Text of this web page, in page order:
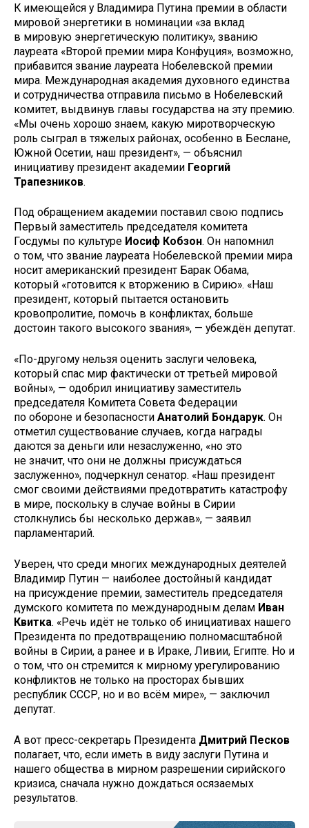
К имеющейся у Владимира Путина премии в области
мировой энергетики в номинации «за вклад
в мировую энергетическую политику», званию
лауреата «Второй премии мира Конфуция», возможно,
прибавится звание лауреата Нобелевской премии
мира. Международная академия духовного единства
и сотрудничества отправила письмо в Нобелевский
комитет, выдвинув главы государства на эту премию.
«Мы очень хорошо знаем, какую миротворческую
роль сыграл в тяжелых районах, особенно в Беслане,
Южной Осетии, наш президент», — объяснил
инициативу президент академии Георгий
Трапезников.
Под обращением академии поставил свою подпись
Первый заместитель председателя комитета
Госдумы по культуре Иосиф Кобзон. Он напомнил
о том, что звание лауреата Нобелевской премии мира
носит американский президент Барак Обама,
который «готовится к вторжению в Сирию». «Наш
президент, который пытается остановить
кровопролитие, помочь в конфликтах, больше
достоин такого высокого звания», — убеждён депутат.
«По-другому нельзя оценить заслуги человека,
который спас мир фактически от третьей мировой
войны», — одобрил инициативу заместитель
председателя Комитета Совета Федерации
по обороне и безопасности Анатолий Бондарук. Он
отметил существование случаев, когда награды
даются за деньги или незаслуженно, «но это
не значит, что они не должны присуждаться
заслуженно», подчеркнул сенатор. «Наш президент
смог своими действиями предотвратить катастрофу
в мире, поскольку в случае войны в Сирии
столкнулись бы несколько держав», — заявил
парламентарий.
Уверен, что среди многих международных деятелей
Владимир Путин — наиболее достойный кандидат
на присуждение премии, заместитель председателя
думского комитета по международным делам Иван
Квитка. «Речь идёт не только об инициативах нашего
Президента по предотвращению полномасштабной
войны в Сирии, а ранее и в Ираке, Ливии, Египте. Но и
о том, что он стремится к мирному урегулированию
конфликтов не только на просторах бывших
республик СССР, но и во всём мире», — заключил
депутат.
А вот пресс-секретарь Президента Дмитрий Песков
полагает, что, если иметь в виду заслуги Путина и
нашего общества в мирном разрешении сирийского
кризиса, сначала нужно дождаться осязаемых
результатов.